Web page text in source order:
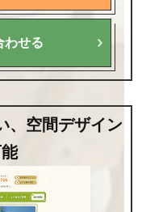
わせる
、空間デザイン